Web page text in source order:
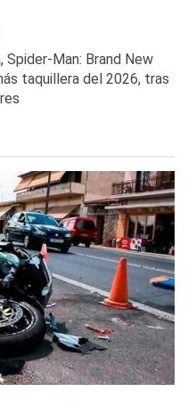
Man: Brand New
taquillera del 2026, tras